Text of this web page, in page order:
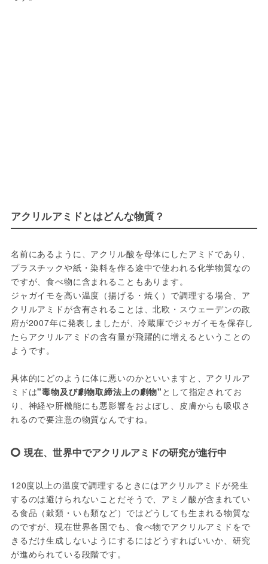
アクリルアミドとはどんな物質？
名前にあるように、アクリル酸を母体にしたアミドであり、
プラスチックや紙・染料を作る途中で使われる化学物質なの
ですが、食べ物に含まれることもあります。
ジャガイモを高い温度（揚げる・焼く）で調理する場合、ア
クリルアミドが含有されることは、北欧・スウェーデンの政
府が2007年に発表しましたが、冷蔵庫でジャガイモを保存し
たらアクリルアミドの含有量が飛躍的に増えるということの
ようです。
具体的にどのように体に悪いのかといいますと、アクリルア
ミドは"毒物及び劇物取締法上の劇物" として指定されてお
り、神経や肝機能にも悪影響をおよぼし、皮膚からも吸収さ
れるので要注意の物質なんですね。
現在、世界中でアクリルアミドの研究が進行中
120度以上の温度で調理するときにはアクリルアミドが発生
するのは避けられないことだそうで、アミノ酸が含まれてい
る食品（穀類・いも類など）ではどうしても生まれる物質な
のですが、現在世界各国でも、食べ物でアクリルアミドをで
きるだけ生成しないようにするにはどうすればいいか、研究
が進められている段階です。